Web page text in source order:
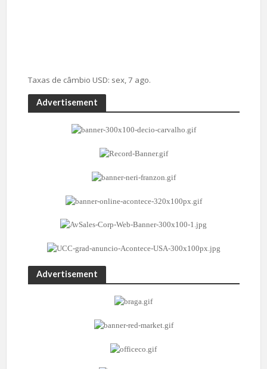
Taxas de câmbio USD: sex, 7 ago.
Advertisement
Advertisement